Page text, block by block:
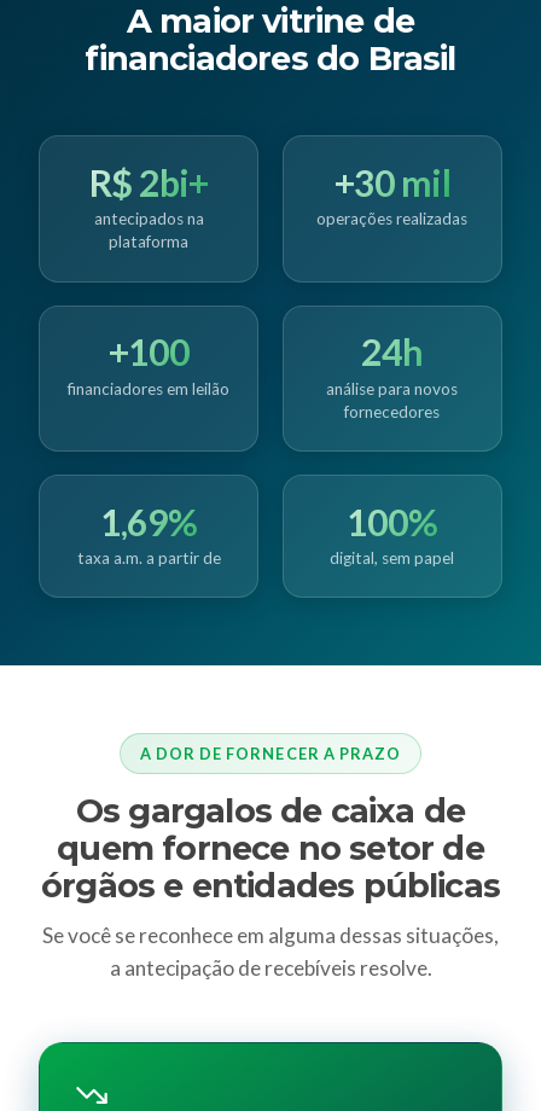
A maior vitrine de
financiadores do Brasil
R$ 2bi+
antecipados na
plataforma
+30 mil
operações realizadas
+100
financiadores em leilão
24h
análise para novos
fornecedores
1,69%
taxa a.m. a partir de
100%
digital, sem papel
A DOR DE FORNECER A PRAZO
Os gargalos de caixa de
quem fornece no setor de
órgãos e entidades públicas
Se você se reconhece em alguma dessas situações,
a antecipação de recebíveis resolve.